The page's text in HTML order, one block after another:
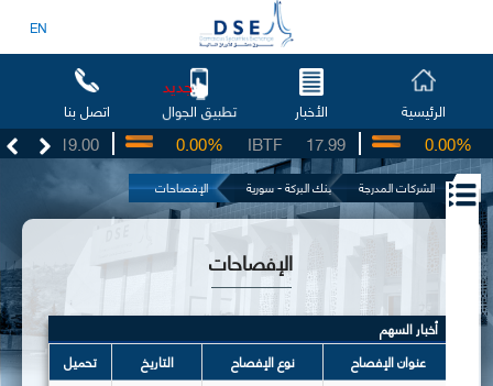
EN
الرئيسية الأخبار تطبيق الجوال
جديد
اتصل بنا
19.00 17.99
IBTF
0.00% SIIB
0.00%
الشركات المدرجة بنك البركة - سورية الإفصاحات
الإفصاحات
أخبار السهم
عنوان الإفصاح
نوع الإفصاح التاريخ تحميل